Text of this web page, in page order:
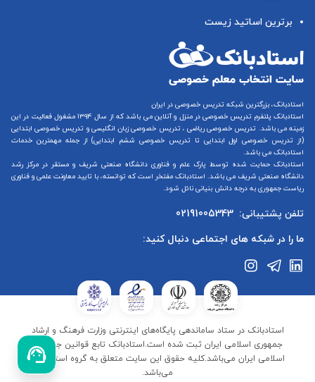
برترین اساتید زیست
استادبانک، بزرگترین شبکه تدریس خصوصی در ایران
استادبانک پلتفرم تدریس خصوصی در منزل و آنلاین
می باشد که از سال ۱۳۹۴ مشغول فعالیت در این
زمینه می باشد. تدریس خصوصی ریاضی ، تدریس خصوصی زبان انگلیسیو تدریس خصوصی ابتدایی
(از تدریس خصوصی اول ابتدایی تا تدریس خصوصی ششم ابتدایی) از جمله مهمترین خدمات
استادبانک می باشد.
استادبانک حمایت شده توسط پارک علم و فناوری دانشگاه صنعتی شریف و مستقر در مرکز رشد
دانشگاه صنعتی شریف می باشد. استادبانک مفتخر است که توانسته، با تایید معاونت علمی و فناوری
ریاست جمهوری به درجه دانش بنیانی نائل شود.
تلفن پشتیبانی: 02191005343
ما را در شبکه های اجتماعی دنبال کنید:
استادبانک در ستاد ساماندهی پایگاه‌های اینترنتی وزارت فرهنگ و ارشاد
جمهوری اسلامی ایران ثبت شده است.استادبانک تابع قوانین جمهوری
اسلامی ایران می‌باشد.کلیه حقوق این سایت متعلق به گروه استادبانک
می‌باشد.